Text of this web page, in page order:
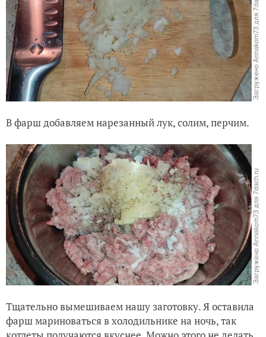
В фарш добавляем нарезанный лук, солим, перчим.
Тщательно вымешиваем нашу заготовку. Я оставила
фарш мариноваться в холодильнике на ночь, так